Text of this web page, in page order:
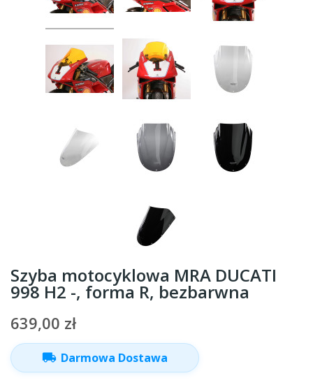
Szyba motocyklowa MRA DUCATI
998 H2 -, forma R, bezbarwna
639,00 zł
local_shipping Darmowa Dostawa